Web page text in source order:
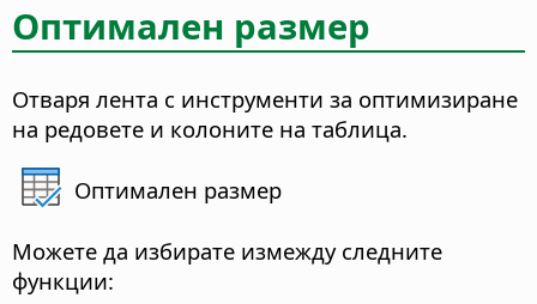
Оптимален размер
Отваря лента с инструменти за оптимизиране
на редовете и колоните на таблица.
Оптимален размер
Можете да избирате измежду следните
функции: